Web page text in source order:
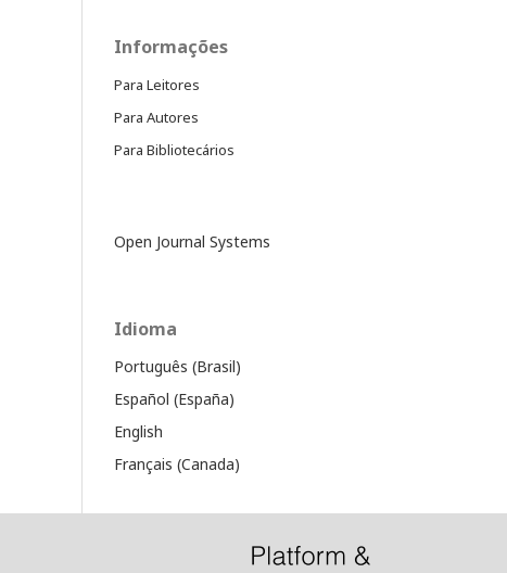
Informações
Para Leitores
Para Autores
Para Bibliotecários
Open Journal Systems
Idioma
Português (Brasil)
Español (España)
English
Français (Canada)